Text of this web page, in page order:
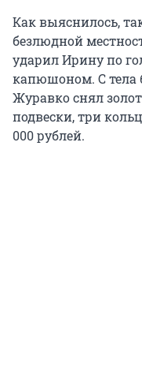
Как выяснилось,
безлюдной
ударил Ирину по
капюшоном. С
Журавко снял
подвески, три
000 рублей.